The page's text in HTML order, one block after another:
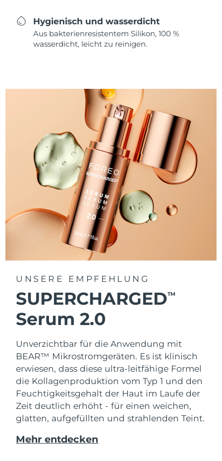
Hygienisch und wasserdicht
Aus bakterienresistentem Silikon, 100 %
wasserdicht, leicht zu reinigen.
UNSERE EMPFEHLUNG
SUPERCHARGEDTM
Serum 2.0
Unverzichtbar für die Anwendung mit
BEAR™ Mikrostromgeräten. Es ist klinisch
erwiesen, dass diese ultra-leitfähige Formel
die Kollagenproduktion vom Typ 1 und den
Feuchtigkeitsgehalt der Haut im Laufe der
Zeit deutlich erhöht - für einen weichen,
glatten, aufgefüllten und strahlenden Teint.
Mehr entdecken